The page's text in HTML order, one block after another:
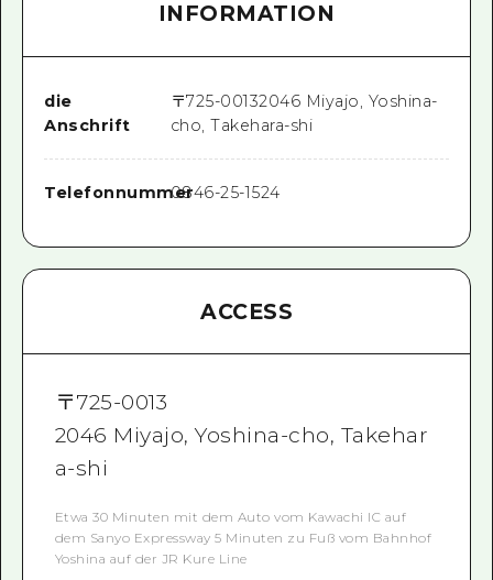
INFORMATION
die
Anschrift
〒725-00132046 Miyajo, Yoshina-
cho, Takehara-shi
Telefonnummer0846-25-1524
ACCESS
〒725-0013
2046 Miyajo, Yoshina-cho, Takehar
a-shi
Etwa 30 Minuten mit dem Auto vom Kawachi IC auf
dem Sanyo Expressway 5 Minuten zu Fuß vom Bahnhof
Yoshina auf der JR Kure Line